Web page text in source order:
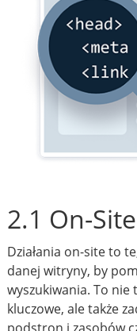
2.1 On-
Działania on-site to
danej witryny, by
wyszukiwania. To nie
kluczowe, ale także
podstron i zasobów